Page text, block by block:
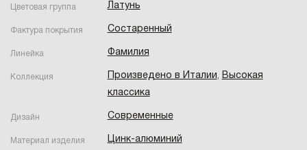
Цветовая группа Латунь
Фактура покрытия Состаренный
Линейка Фамилия
Коллекция Произведено в Италии, Высокая
классика
Дизайн Современные
Материал изделия Цинк-алюминий